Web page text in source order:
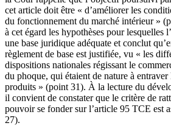
cet article doit être « d’améliorer les
du fonctionnement du marché intérieur »
à cet égard les hypothèses pour lesquelles
une base juridique adéquate et conclut
règlement de base est justifiée, vu « les
dispositions nationales régissant le
du phoque, qui étaient de nature à
produits » (point 31). À la lecture du
il convient de constater que le critère de
pouvoir se fonder sur l’article 95 TCE est
27).